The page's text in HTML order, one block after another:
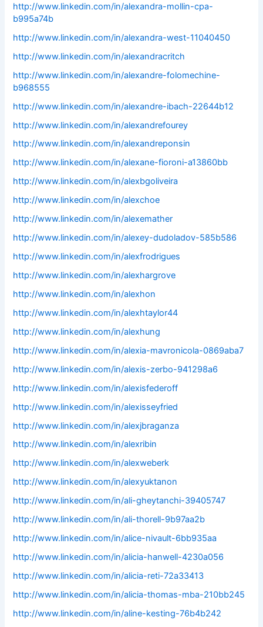
http://www.linkedin.com/in/alexandra-mollin-cpa-
b995a74b
http://www.linkedin.com/in/alexandra-west-11040450
http://www.linkedin.com/in/alexandracritch
http://www.linkedin.com/in/alexandre-folomechine-
b968555
http://www.linkedin.com/in/alexandre-ibach-22644b12
http://www.linkedin.com/in/alexandrefourey
http://www.linkedin.com/in/alexandreponsin
http://www.linkedin.com/in/alexane-fioroni-a13860bb
http://www.linkedin.com/in/alexbgoliveira
http://www.linkedin.com/in/alexchoe
http://www.linkedin.com/in/alexemather
http://www.linkedin.com/in/alexey-dudoladov-585b586
http://www.linkedin.com/in/alexfrodrigues
http://www.linkedin.com/in/alexhargrove
http://www.linkedin.com/in/alexhon
http://www.linkedin.com/in/alexhtaylor44
http://www.linkedin.com/in/alexhung
http://www.linkedin.com/in/alexia-mavronicola-0869aba7
http://www.linkedin.com/in/alexis-zerbo-941298a6
http://www.linkedin.com/in/alexisfederoff
http://www.linkedin.com/in/alexisseyfried
http://www.linkedin.com/in/alexjbraganza
http://www.linkedin.com/in/alexribin
http://www.linkedin.com/in/alexweberk
http://www.linkedin.com/in/alexyuktanon
http://www.linkedin.com/in/ali-gheytanchi-39405747
http://www.linkedin.com/in/ali-thorell-9b97aa2b
http://www.linkedin.com/in/alice-nivault-6bb935aa
http://www.linkedin.com/in/alicia-hanwell-4230a056
http://www.linkedin.com/in/alicia-reti-72a33413
http://www.linkedin.com/in/alicia-thomas-mba-210bb245
http://www.linkedin.com/in/aline-kesting-76b4b242